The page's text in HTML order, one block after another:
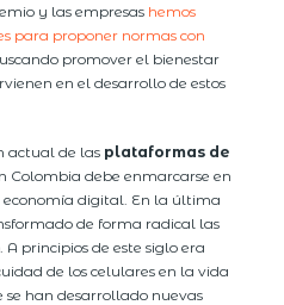
y las empresas hemos
para proponer normas con
promover el bienestar
en el desarrollo de estos
actual de las plataformas de
Colombia debe enmarcarse en
digital. En la última
de forma radical las
principios de este siglo era
de los celulares en la vida
han desarrollado nuevas